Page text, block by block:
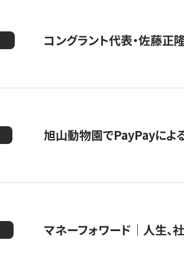
コングラント代表・佐藤正
旭山動物園でPayPayによ
マネーフォワード｜人生、